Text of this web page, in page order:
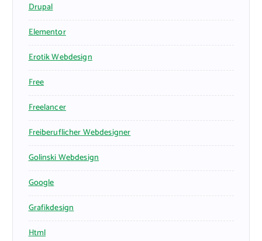
Drupal
Elementor
Erotik Webdesign
Free
Freelancer
Freiberuflicher Webdesigner
Golinski Webdesign
Google
Grafikdesign
Html